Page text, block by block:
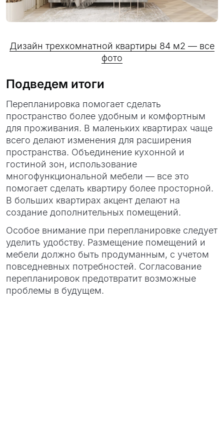
Дизайн трехкомнатной квартиры 84 м2 — все
фото
Подведем итоги
Перепланировка помогает сделать
пространство более удобным и комфортным
для проживания. В маленьких квартирах чаще
всего делают изменения для расширения
пространства. Объединение кухонной и
гостиной зон, использование
многофункциональной мебели — все это
помогает сделать квартиру более просторной.
В больших квартирах акцент делают на
создание дополнительных помещений.
Особое внимание при перепланировке следует
уделить удобству. Размещение помещений и
мебели должно быть продуманным, с учетом
повседневных потребностей. Согласование
перепланировок предотвратит возможные
проблемы в будущем.